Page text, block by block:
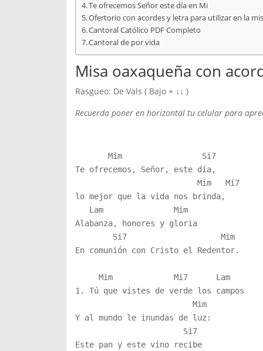
Te ofrecemos Señor este día en Mi
Ofertorio con acordes y letra para utilizar en la
Cantoral Católico PDF Completo
Cantoral de por vida
Misa oaxaqueña con
Rasgueo: De Vals ( Bajo + ↓↓ )
Recuerda poner en horizontal tu celular para
       Mim                 Si7
Te ofrecemos, Señor, este día,
                          Mim   Mi7
lo mejor que la vida nos brinda,
   Lam               Mim
Alabanza, honores y gloria
        Si7                    Mim
En comunión con Cristo el Redentor.
     Mim             Mi7      Lam
1. Tú que vistes de verde los campos
                         Mim
Y al mundo le inundas de luz:
                       Si7
Este pan y este vino recibe